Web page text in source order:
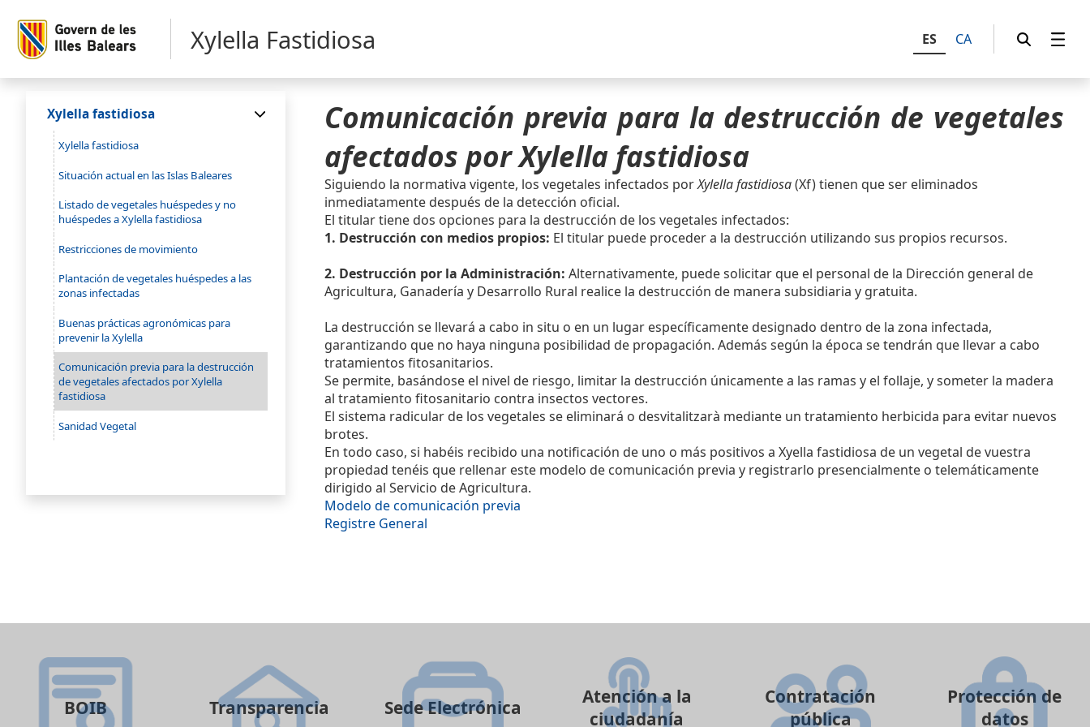
Xylella Fastidiosa ES CA
Xylella fastidiosa
Xylella fastidiosa
Situación actual en las Islas Baleares
Listado de vegetales huéspedes y no
huéspedes a Xylella fastidiosa
Restricciones de movimiento
Plantación de vegetales huéspedes a las
zonas infectadas
Buenas prácticas agronómicas para
prevenir la Xylella
Comunicación previa para la destrucción
de vegetales afectados por Xylella
fastidiosa
Sanidad Vegetal
Comunicación previa para la destrucción de vegetales
afectados por Xylella fastidiosa
Siguiendo la normativa vigente, los vegetales infectados porXylella fastidiosa(Xf) tienen que ser eliminados
inmediatamente después de la detección oficial.
El titular tiene dos opciones para la destrucción de los vegetales infectados:
1. Destrucción con medios propios: El titular puede proceder a la destrucción utilizando sus propios recursos.
2. Destrucción por la Administración: Alternativamente, puede solicitar que el personal de la Dirección general de
Agricultura, Ganadería y Desarrollo Rural realice la destrucción de manera subsidiaria y gratuita.
La destrucción se llevará a cabo in situ o en un lugar específicamente designado dentro de la zona infectada,
garantizando que no haya ninguna posibilidad de propagación. Además según la época se tendrán que llevar a cabo
tratamientos fitosanitarios.
Se permite, basándose el nivel de riesgo, limitar la destrucción únicamente a las ramas y el follaje, y someter la madera
al tratamiento fitosanitario contra insectos vectores.
El sistema radicular de los vegetales se eliminará o desvitalitzarà mediante un tratamiento herbicida para evitar nuevos
brotes.
En todo caso, si habéis recibido una notificación de uno o más positivos a Xyella fastidiosa de un vegetal de vuestra
propiedad tenéis que rellenar este modelo de comunicación previa y registrarlo presencialmente o telemáticamente
dirigido al Servicio de Agricultura.
Modelo de comunicación previa
Registre General
BOIB Transparencia Sede Electrónica
Atención a la
ciudadanía
Contratación
pública
Protección de
datos